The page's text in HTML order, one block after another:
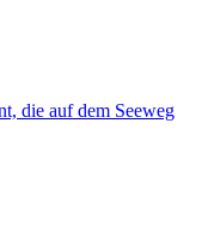
die auf dem Seeweg